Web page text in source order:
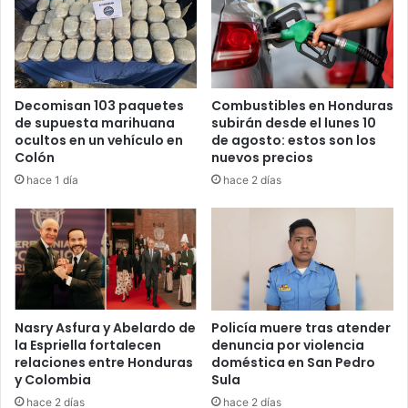
Decomisan 103 paquetes
de supuesta marihuana
ocultos en un vehículo en
Colón
hace 1 día
Combustibles en Honduras
subirán desde el lunes 10
de agosto: estos son los
nuevos precios
hace 2 días
Nasry Asfura y Abelardo de
la Espriella fortalecen
relaciones entre Honduras
y Colombia
hace 2 días
Policía muere tras atender
denuncia por violencia
doméstica en San Pedro
Sula
hace 2 días